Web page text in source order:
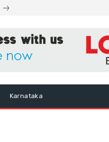
Karnataka